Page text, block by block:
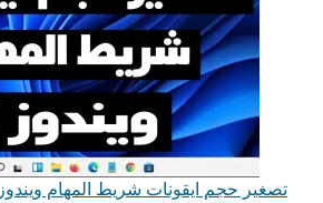
تصغير حجم ايقونات شريط المهام ويندوز 11